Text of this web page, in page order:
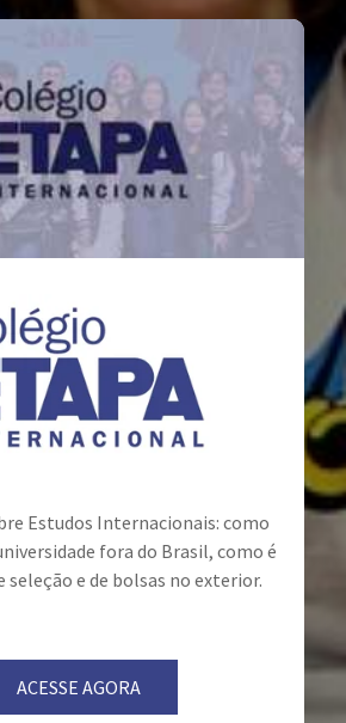
Estudos Internacionais: como
fora do Brasil, como é
seleção e de bolsas no exterior.
ACESSE AGORA